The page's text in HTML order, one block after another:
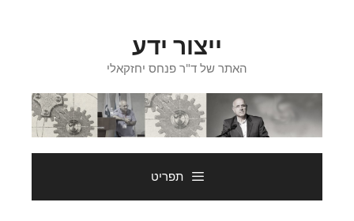
ייצור ידע
האתר של ד"ר פנחס יחזקאלי
תפריט